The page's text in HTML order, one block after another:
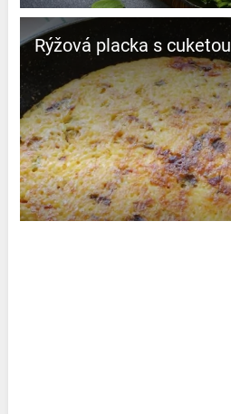
Rýžová placka s cuketou